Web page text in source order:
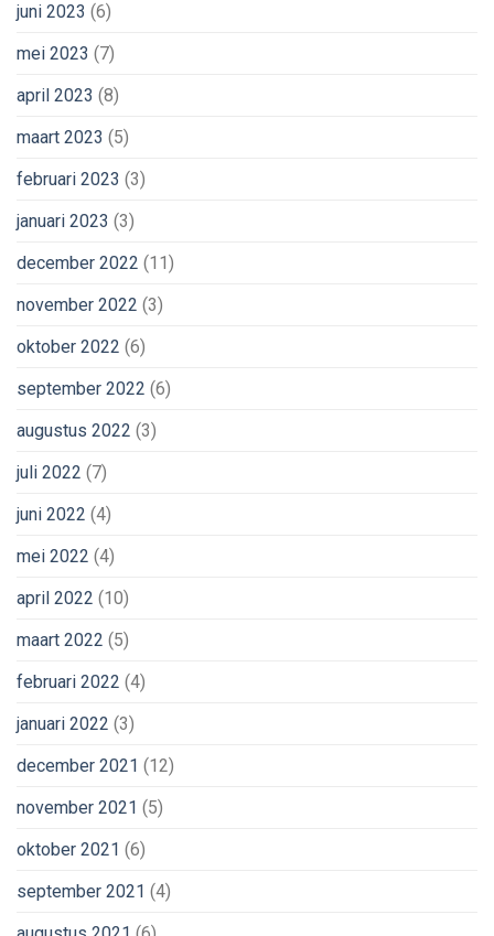
juni 2023 (6)
mei 2023 (7)
april 2023 (8)
maart 2023 (5)
februari 2023 (3)
januari 2023 (3)
december 2022 (11)
november 2022 (3)
oktober 2022 (6)
september 2022 (6)
augustus 2022 (3)
juli 2022 (7)
juni 2022 (4)
mei 2022 (4)
april 2022 (10)
maart 2022 (5)
februari 2022 (4)
januari 2022 (3)
december 2021 (12)
november 2021 (5)
oktober 2021 (6)
september 2021 (4)